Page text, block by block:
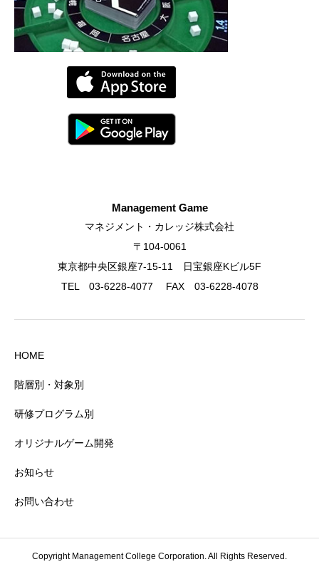
Management Game
マネジメント・カレッジ株式会社
〒104-0061
東京都中央区銀座7-15-11 日宝銀座Kビル5F
TEL 03-6228-4077 FAX 03-6228-4078
HOME
階層別・対象別
研修プログラム別
オリジナルゲーム開発
お知らせ
お問い合わせ
Copyright Management College Corporation. All Rights Reserved.